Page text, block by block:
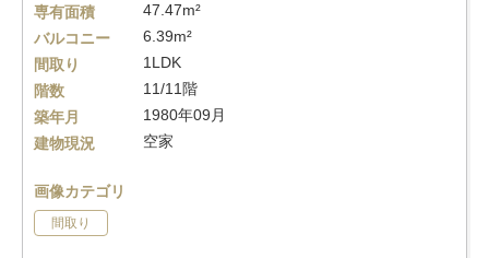
専有面積
47.47m²
バルコニー
6.39m²
間取り
1LDK
階数
11/11階
築年月
1980年09月
建物現況
空家
画像カテゴリ
間取り